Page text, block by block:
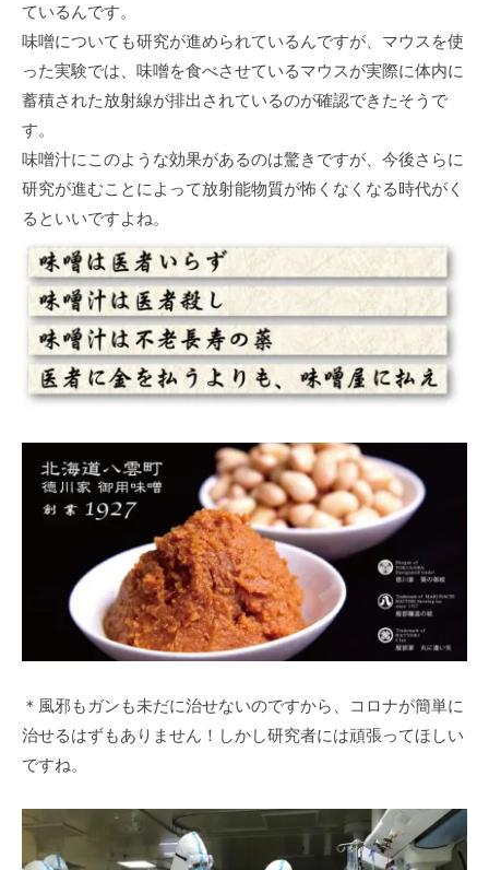
ているんです。
味噌についても研究が進められているんですが、マウスを使
った実験では、味噌を食べさせているマウスが実際に体内に
蓄積された放射線が排出されているのが確認できたそうで
す。
味噌汁にこのような効果があるのは驚きですが、今後さらに
研究が進むことによって放射能物質が怖くなくなる時代がく
るといいですよね。
＊風邪もガンも未だに治せないのですから、コロナが簡単に
治せるはずもありません！しかし研究者には頑張ってほしい
ですね。